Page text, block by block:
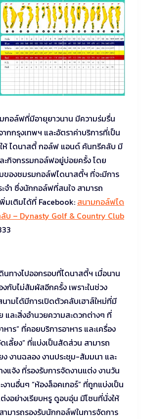
กอล์ฟที่มีอายุยาวนาน มีความร่มรื่น
กกรุงเทพฯ และอัตราค่าบริการที่เป็น
ไดนาสตี้ กอล์ฟ แอนด์ คันทรีคลับ มี
ะกิจกรรมกอล์ฟอยู่บ่อยครั้ง โดย
ของชมรมกอล์ฟไดนาสตี้ฯ ที่จะมีการ
จำ ซึ่งนักกอล์ฟที่สนใจ สามารถ
มเติมได้ที่ Facebook: สนามกอล์ฟได
บ – Dynasty Golf & Country Club
ทางไปออกรอบที่ไดนาสตี้ฯ เมื่อนาน
กับไม่สัมผัสอีกครั้ง เพราะในช่วง
ามได้มีการเปิดตัวคลับเฮาส์ใหม่ที่มี
และสิ่งอำนวยความสะดวกต่างๆ ที่
าร” ที่คอยบริการอาหาร และเครื่อง
เลี้ยง” ที่แบ่งเป็นสัดส่วน สามารถ
ง งานฉลอง งานประชุม-สัมมนา และ
แจ้ง ที่รองรับการจัดงานแต่ง งานวัน
งานอื่นๆ “ห้องล็อคเกอร์” ที่ถูกแบ่งเป็น
งอย่างเรียบหรู ดูอบอุ่น มีโซนที่นั่งให้
มารถรองรับนักกอล์ฟในการจัดการ